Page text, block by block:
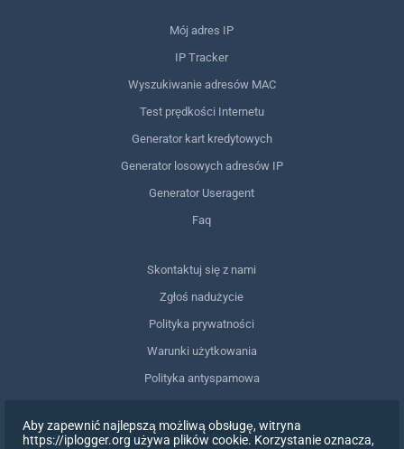
Mój adres IP
IP Tracker
Wyszukiwanie adresów MAC
Test prędkości Internetu
Generator kart kredytowych
Generator losowych adresów IP
Generator Useragent
Faq
Skontaktuj się z nami
Zgłoś nadużycie
Polityka prywatności
Warunki użytkowania
Polityka antyspamowa
Usuń moje dane
Aby zapewnić najlepszą możliwą obsługę, witryna
https://iplogger.org używa plików cookie. Korzystanie oznacza,